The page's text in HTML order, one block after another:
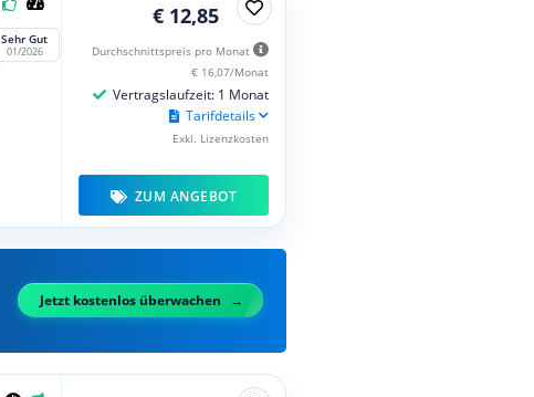
Sehr Gut
01/2026
€ 12,85
Durchschnittspreis pro Monat
€ 16,07/Monat
Vertragslaufzeit: 1 Monat
Tarifdetails
Exkl. Lizenzkosten
ZUM ANGEBOT
Jetzt kostenlos überwachen